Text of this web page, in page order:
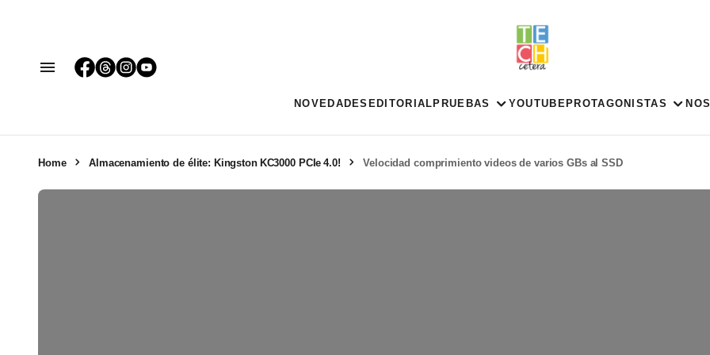
NOVEDADES EDITORIAL PRUEBAS YOUTUBE PROTAGONISTAS
Home Almacenamiento de élite: Kingston KC3000 PCIe 4.0! Velocidad comprimiento videos de varios GBs al SSD